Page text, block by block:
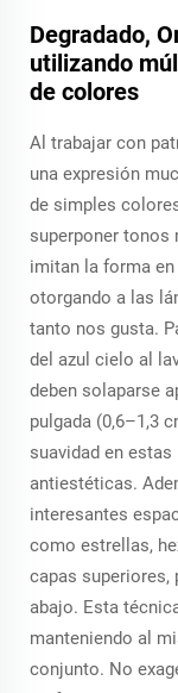
Degradado,
utilizando
de colores
Al trabajar con
una expresión
de simples
superponer tonos
imitan la forma
otorgando a las
tanto nos gusta.
del azul cielo al
deben solaparse
pulgada (0,6–1,3
suavidad en
antiestéticas.
interesantes
como estrellas,
capas superiores,
abajo. Esta
manteniendo al
conjunto. No